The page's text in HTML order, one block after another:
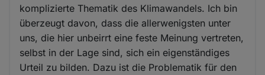
komplizierte Thematik des Klimawandels. Ich bin
überzeugt davon, dass die allerwenigsten unter
uns, die hier unbeirrt eine feste Meinung vertreten,
selbst in der Lage sind, sich ein eigenständiges
Urteil zu bilden. Dazu ist die Problematik für den